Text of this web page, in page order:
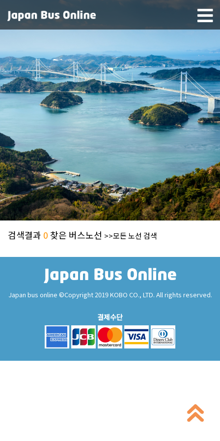
검색결과 0 찾은 버스노선 >>모든 노선 검색
Japan bus online ©Copyright 2019 KOBO CO., LTD. All rights reserved.
결제수단